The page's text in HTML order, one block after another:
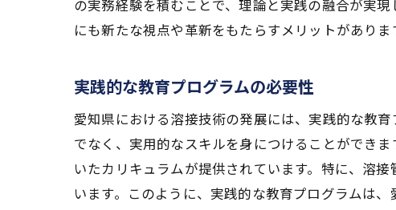
の実務経験を積むことで、理論と実践の融合が実
にも新たな視点や革新をもたらすメリットがあり
実践的な教育プログラムの必要性
愛知県における溶接技術の発展には、実践的な教
でなく、実用的なスキルを身につけることができ
いたカリキュラムが提供されています。特に、溶
います。このように、実践的な教育プログラムは